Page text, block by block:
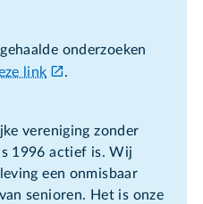
onderzoeken
link .
vereniging zonder
1996 actief is. Wij
een onmisbaar
senioren. Het is onze